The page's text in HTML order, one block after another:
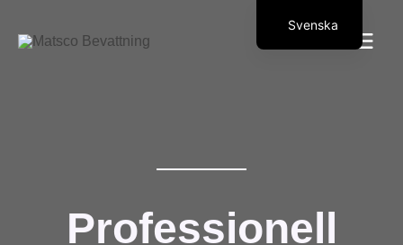
Professionell
Svenska
Suomi